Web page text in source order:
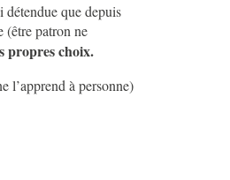
détendue que depuis
(être patron ne
propres choix.
l’apprend à personne)